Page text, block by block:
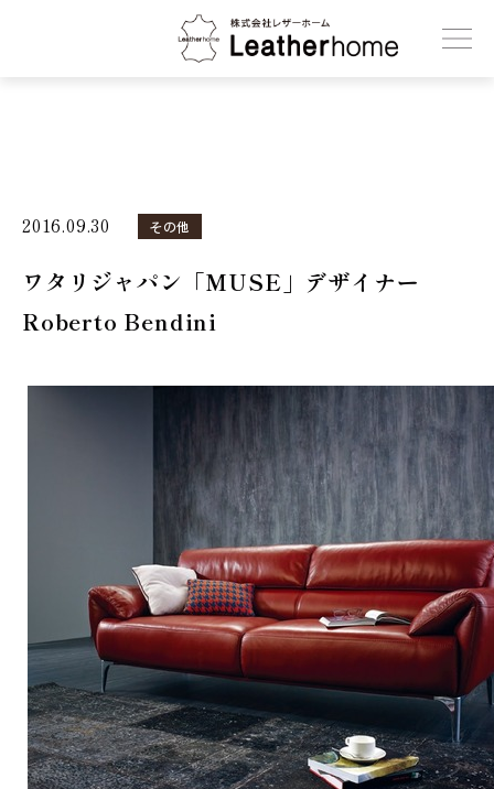
株式会社レザーホーム
2016.09.30 その他
ワタリジャパン「MUSE」デザイナー
Roberto Bendini